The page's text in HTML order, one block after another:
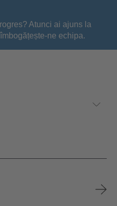
Atunci ai ajuns la
ne echipa.